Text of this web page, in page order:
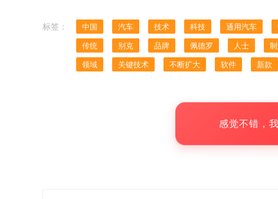
标签： 中国 汽车 技术 科技 通用汽车
传统 别克 品牌 佩德罗 人士
领域 关键技术 不断扩大 软件 新款
感觉不错，